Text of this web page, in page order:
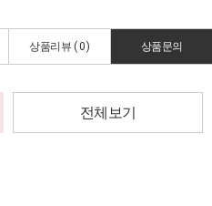
상품리뷰 ( 0) 상품문의
전체보기